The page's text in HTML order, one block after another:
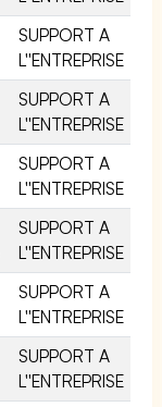
SUPPORT A
L''ENTREPRISE
SUPPORT A
L''ENTREPRISE
SUPPORT A
L''ENTREPRISE
SUPPORT A
L''ENTREPRISE
SUPPORT A
L''ENTREPRISE
SUPPORT A
L''ENTREPRISE